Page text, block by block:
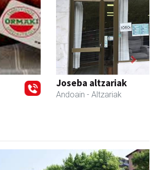
Next